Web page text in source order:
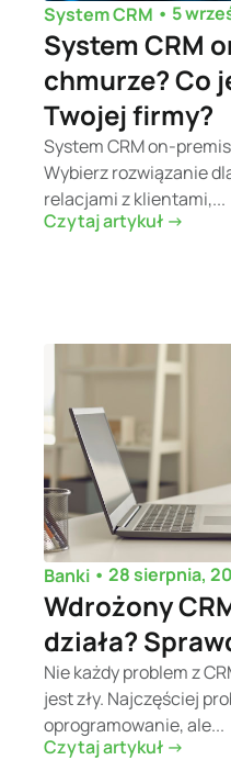
System CRM • 5
System CRM
chmurze? Co
Twojej firmy?
System CRM on-
Wybierz rozwiązanie
relacjami z klientami,...
Czytaj artykuł ->
Banki • 28 sierpnia,
Wdrożony
działa?
Nie każdy problem z
jest zły. Najczęściej
oprogramowanie, ale...
Czytaj artykuł ->